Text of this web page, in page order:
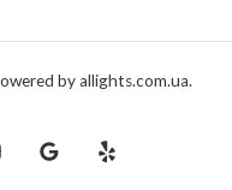
by allights.com.ua.